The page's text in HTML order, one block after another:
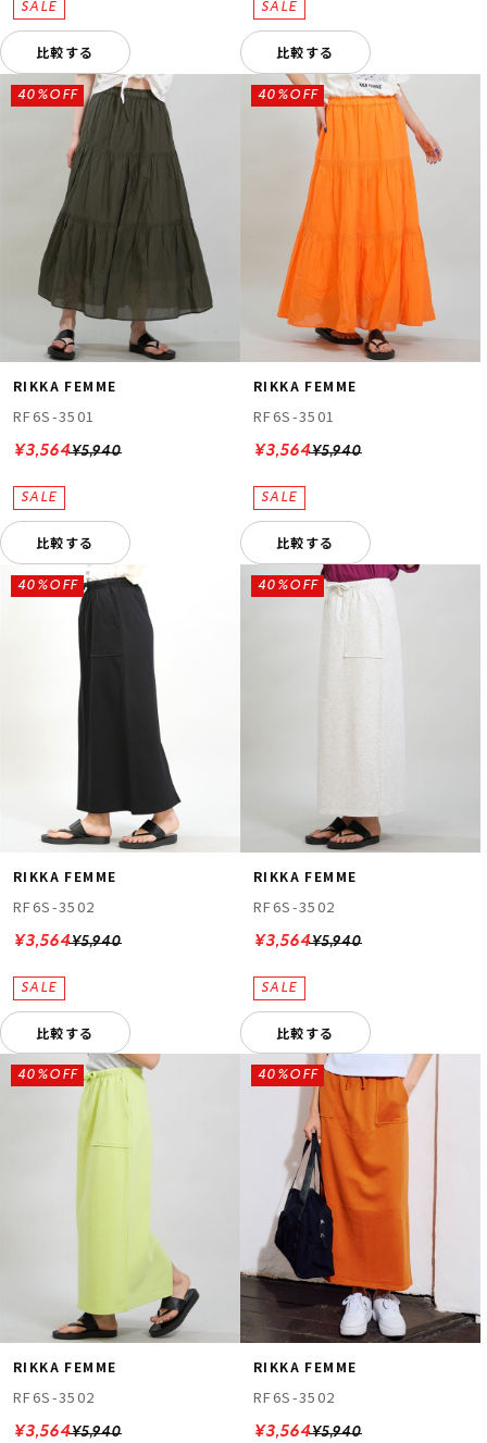
比較する 比較する
RIKKA FEMME
RF6S-3501
¥5,940
40%OFF
¥3,564
比較する
RIKKA FEMME
RF6S-3501
¥5,940
40%OFF
¥3,564
比較する
RIKKA FEMME
RF6S-3502
¥5,940
40%OFF
¥3,564
比較する
RIKKA FEMME
RF6S-3502
¥5,940
40%OFF
¥3,564
比較する
RIKKA FEMME
RF6S-3502
¥5,940
40%OFF
¥3,564
RIKKA FEMME
RF6S-3502
¥5,940
40%OFF
¥3,564